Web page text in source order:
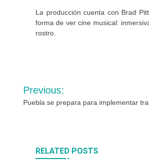
La producción cuenta con Brad
forma de ver cine musical:
rostro.
Navegación
de
Previous:
Puebla se prepara para implementar
RELATED POSTS